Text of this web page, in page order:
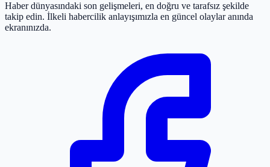
Haber dünyasındaki son gelişmeleri, en doğru ve tarafsız şekilde
takip edin. İlkeli habercilik anlayışımızla en güncel olaylar anında
ekranınızda.